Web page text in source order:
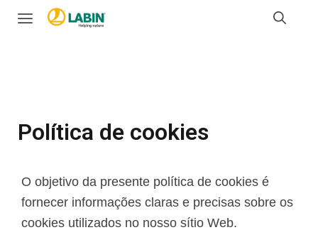
Política de cookies
O objetivo da presente política de cookies é
fornecer informações claras e precisas sobre os
cookies utilizados no nosso sítio Web.